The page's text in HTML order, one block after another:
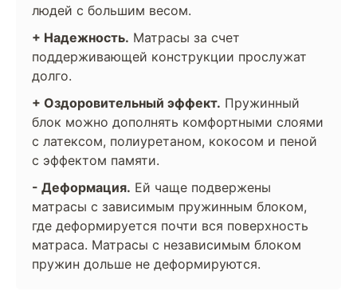
людей с большим весом.
+ Надежность. Матрасы за счет
поддерживающей конструкции прослужат
долго.
+ Оздоровительный эффект. Пружинный
блок можно дополнять комфортными слоями
с латексом, полиуретаном, кокосом и пеной
с эффектом памяти.
- Деформация. Ей чаще подвержены
матрасы с зависимым пружинным блоком,
где деформируется почти вся поверхность
матраса. Матрасы с независимым блоком
пружин дольше не деформируются.